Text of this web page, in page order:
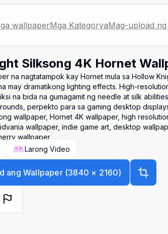
wallpaperMga KategoryaMag-upload
Silksong 4K Hornet
na nagtatampok kay Hornet mula sa Hollow
may dramatikong lighting effects. High-
na bida na gumagamit ng needle at silk
perpekto para sa gaming desktop
wallpaper, Hornet 4K wallpaper, high
wallpaper, indie game art, desktop
wallpaper
Larong Video
ang Wallpaper(3840 × 2160)